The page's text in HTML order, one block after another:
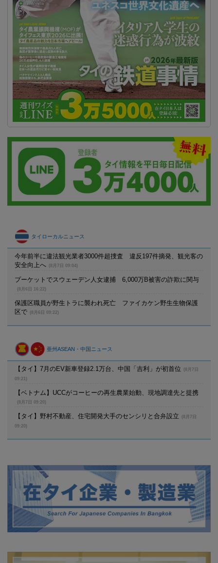
タイローカルニュース
今年前半に違法観光業者3000件超捜査 違反197件摘発、観光客の
安全向上へ
(8月7日 09:04)
プーケットでスウェーデン人女逮捕 6,000万B被害の詐欺に関与
(8月6日 16:22)
保護区職員が野生トラに襲われ死亡 ファイカケン野生生物保護
区で
(8月6日 09:22)
亜州ASEAN・中国ニュース
【タイ】7月のEV新車登録2.1万台、中国「吉利」が初首位
(8月7日
09:21)
【ベトナム】UCCがコーヒーの再生農業始動、現地調達先と提携
(8月7日 09:20)
【タイ】野村不動産、住宅開発大手のセンシリと合弁設立
(8月7日
09:20)